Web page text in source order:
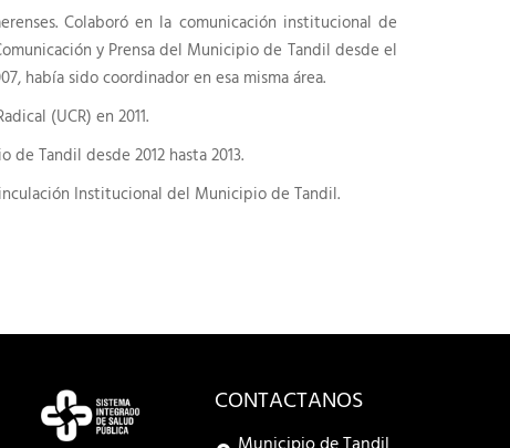
Colaboró en la comunicación institucional de
y Prensa del Municipio de Tandil desde el
había sido coordinador en esa misma área.
(UCR) en 2011.
Tandil desde 2012 hasta 2013.
Institucional del Municipio de Tandil.
CONTACTANOS